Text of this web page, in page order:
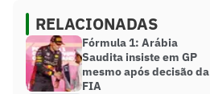
RELACIONADAS
Fórmula 1: Arábia
Saudita insiste em GP
mesmo após decisão da
FIA